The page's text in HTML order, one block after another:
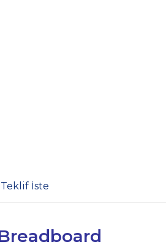
Teklif İste